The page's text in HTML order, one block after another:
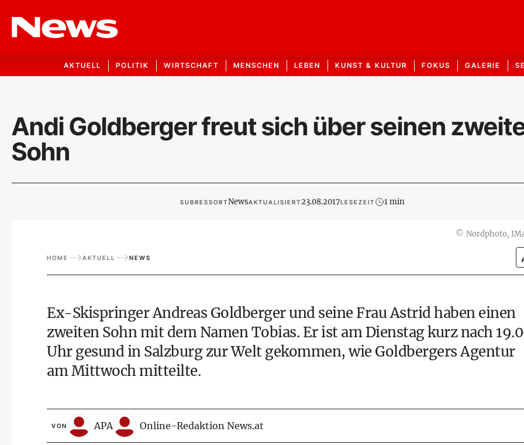
AKTUELL POLITIK WIRTSCHAFT MENSCHEN LEBEN KUNST & KULTUR FOKUS GALERIE
Andi Goldberger freut sich über seinen
Sohn
SUBRESSORTNewsAKTUALISIERT23.08.2017LESEZEIT 1 min
© Nordphoto,
HOME AKTUELL NEWS
Ex-Skispringer Andreas Goldberger und seine Frau Astrid haben einen
zweiten Sohn mit dem Namen Tobias. Er ist am Dienstag kurz nach
Uhr gesund in Salzburg zur Welt gekommen, wie Goldbergers Agentur
am Mittwoch mitteilte.
VON APA Online-Redaktion News.at